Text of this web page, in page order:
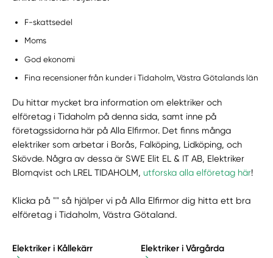
F-skattsedel
Moms
God ekonomi
Fina recensioner från kunder i Tidaholm, Västra Götalands län
Du hittar mycket bra information om elektriker och
elföretag i Tidaholm på denna sida, samt inne på
företagssidorna här på Alla Elfirmor. Det finns många
elektriker som arbetar i Borås, Falköping, Lidköping, och
Skövde. Några av dessa är SWE Elit EL & IT AB, Elektriker
Blomqvist och LREL TIDAHOLM,utforska alla elföretag här!
Klicka på "" så hjälper vi på Alla Elfirmor dig hitta ett bra
elföretag i Tidaholm, Västra Götaland.
Elektriker i Kållekärr Elektriker i Vårgårda